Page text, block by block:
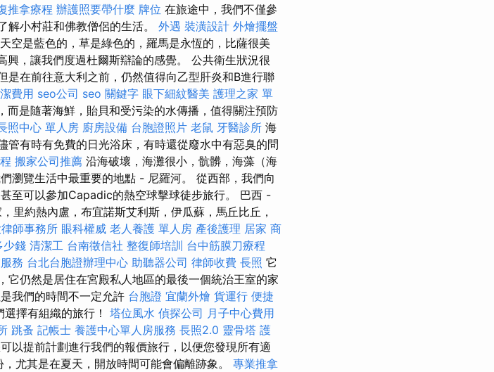
推拿療程 辦護照要帶什麼 牌位 在旅途中，我們不僅參
解小村莊和佛教僧侶的生活。 外遇 裝潢設計 外燴擺盤
天空是藍色的，草是綠色的，羅馬是永恆的，比薩很美
興，讓我們度過杜爾斯辯論的感覺。 公共衛生狀況很
在前往意大利之前，仍然值得向乙型肝炎和B進行聯
費用 seo公司 seo 關鍵字 眼下細紋醫美 護理之家 單
而是隨著海鮮，貽貝和受污染的水傳播，值得關注預防
照中心 單人房 廚房設備 台胞證照片 老鼠 牙醫診所 海
有時有免費的日光浴床，有時還從廢水中有惡臭的問
搬家公司推薦 沿海破壞，海灘很小，骯髒，海藻（海
瀏覽生活中最重要的地點 - 尼羅河。 從西部，我們向
至可以參加Capadic的熱空球擊球徒步旅行。 巴西 -
里約熱內盧，布宜諾斯艾利斯，伊瓜蘇，馬丘比丘，
師事務所 眼科權威 老人養護 單人房 產後護理 居家 商
少錢 清潔工 台南徵信社 整復師培訓 台中筋膜刀療程
務 台北台胞證辦理中心 助聽器公司 律師收費 長照 它
它仍然是居住在宮殿私人地區的最後一個統治王室的家
我們的時間不一定允許 台胞證 宜蘭外燴 貨運行 便捷
選擇有組織的旅行！ 塔位風水 偵探公司 月子中心費用
跳蚤 記帳士 養護中心單人房服務 長照2.0 靈骨塔 護
以提前計劃進行我們的報價旅行，以便您發現所有適
，尤其是在夏天，開放時間可能會偏離跡象。 專業推拿